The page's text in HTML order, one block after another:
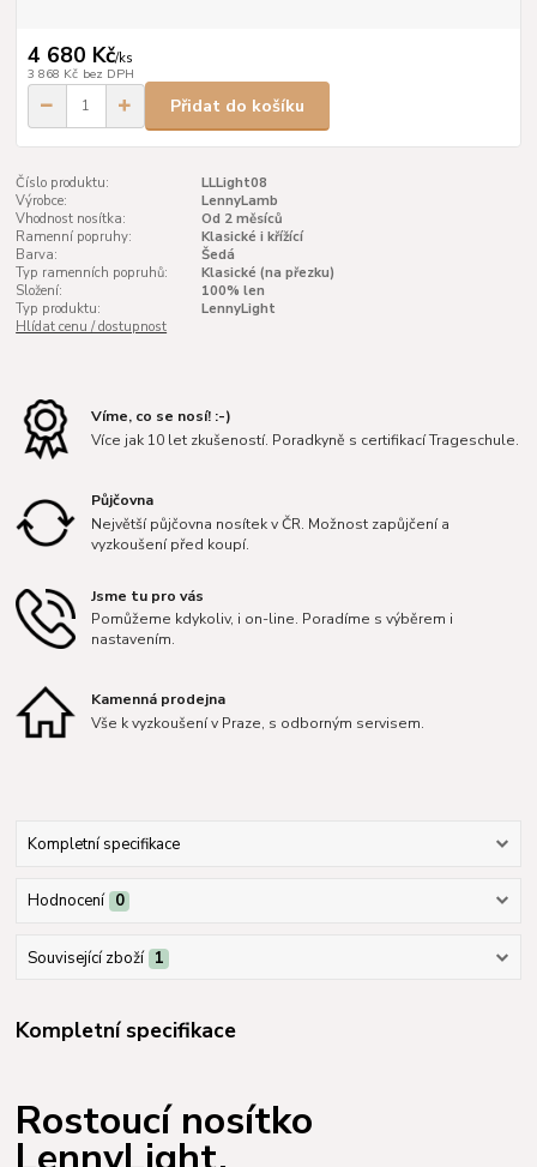
4 680 Kč/ks
3 868 Kč bez DPH
Přidat do košíku
Číslo produktu:
LLLight08
Výrobce:
LennyLamb
Vhodnost nosítka:
Od 2 měsíců
Ramenní popruhy:
Klasické i křížící
Barva:
Šedá
Typ ramenních popruhů:
Klasické (na přezku)
Složení:
100% len
Typ produktu:
LennyLight
Hlídat cenu / dostupnost
Víme, co se nosí! :-)
Více jak 10 let zkušeností. Poradkyně s certifikací Trageschule.
Půjčovna
Největší půjčovna nosítek v ČR. Možnost zapůjčení a
vyzkoušení před koupí.
Jsme tu pro vás
Pomůžeme kdykoliv, i on-line. Poradíme s výběrem i
nastavením.
Kamenná prodejna
Vše k vyzkoušení v Praze, s odborným servisem.
Kompletní specifikace
Hodnocení 0
Související zboží 1
Kompletní specifikace
Rostoucí nosítko